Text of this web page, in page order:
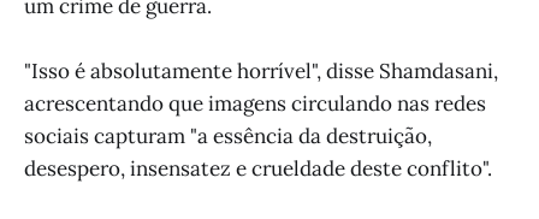
um crime de guerra.
"Isso é absolutamente horrível", disse Shamdasani,
acrescentando que imagens circulando nas redes
sociais capturam "a essência da destruição,
desespero, insensatez e crueldade deste conflito".